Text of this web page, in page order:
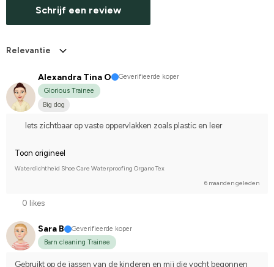
Schrijf een review
Relevantie
Alexandra Tina O
Geverifieerde koper
Glorious Trainee
Big dog
Iets zichtbaar op vaste oppervlakken zoals plastic en leer
Toon origineel
Waterdichtheid Shoe Care Waterproofing Organo Tex
6 maanden geleden
0 likes
Sara B
Geverifieerde koper
Barn cleaning Trainee
Gebruikt op de jassen van de kinderen en mij die vocht begonnen